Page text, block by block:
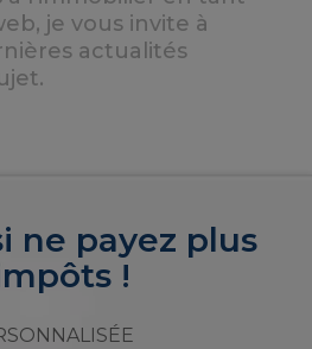
je vous invite à
actualités
ne payez plus
!